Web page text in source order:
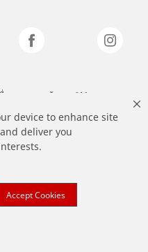
device to enhance site
deliver you
Accept Cookies
องหมายการค้าของ 3M